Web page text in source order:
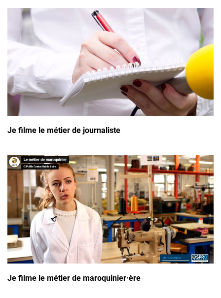
Je filme le métier de journaliste
Je filme le métier de maroquinier·ère